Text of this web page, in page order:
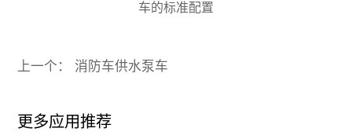
车的标准配置
上一个： 消防车供水泵车
更多应用推荐